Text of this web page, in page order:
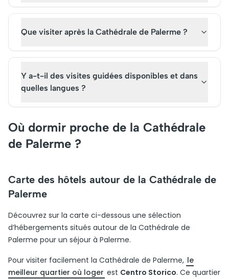
Que visiter après la Cathédrale de Palerme ?
Y a-t-il des visites guidées disponibles et dans
quelles langues ?
Où dormir proche de la Cathédrale
de Palerme ?
Carte des hôtels autour de la Cathédrale de
Palerme
Découvrez sur la carte ci-dessous une sélection
d’hébergements situés autour de la Cathédrale de
Palerme pour un séjour à Palerme.
Pour visiter facilement la Cathédrale de Palerme, le
meilleur quartier où loger est Centro Storico. Ce quartier